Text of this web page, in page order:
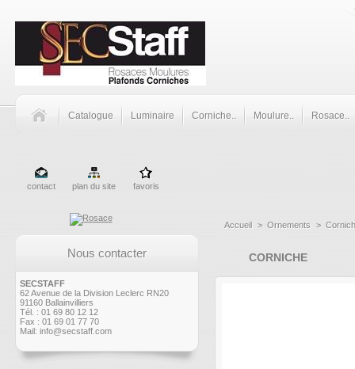
Catalogue Luminaire Corniche.. Moulure.. Rosace..
contact plan du site favoris
Nous contacter
SECSTAFF
62 Avenue de la Division Leclerc RN20
91160 Ballainvilliers
Tél. : 01 69 80 12 12
Fax : 01 69 01 77 70
Mail: info@secstaff.com
Accueil > Ornements >
CORNICHE